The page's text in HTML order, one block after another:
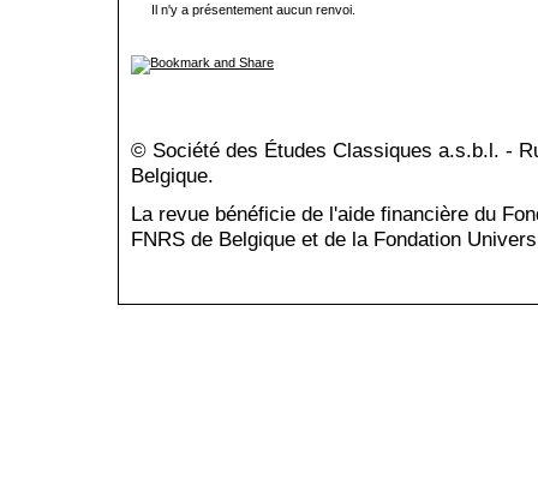
Il n'y a présentement aucun renvoi.
© Société des Études Classiques a.s.b.l. -
Belgique.
La revue bénéficie de l'aide financière du
FNRS de Belgique et de la Fondation